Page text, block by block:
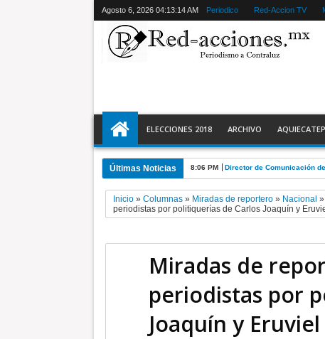
Agosto 6, 2026 04:13:16 AM Periodico Red-Accion TV
ELECCIONES 2018 ARCHIVO
Últimas Noticias 8:06 PM Director de Comunicación
Inicio» Columnas» Miradas de reportero» Nacional »
periodistas por politiquerías de Carlos Joaquín y
Miradas de
periodistas por
Joaquín y Eruviel